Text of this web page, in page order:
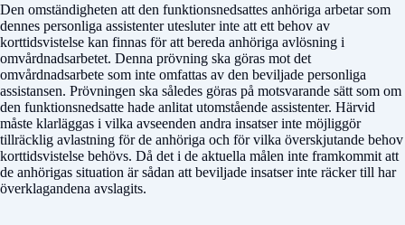
Den omständigheten att den funktionsnedsattes anhöriga arbetar som
dennes personliga assistenter utesluter inte att ett behov av
korttidsvistelse kan finnas för att bereda anhöriga avlösning i
omvårdnadsarbetet. Denna prövning ska göras mot det
omvårdnadsarbete som inte omfattas av den beviljade personliga
assistansen. Prövningen ska således göras på motsvarande sätt som om
den funktionsnedsatte hade anlitat utomstående assistenter. Härvid
måste klarläggas i vilka avseenden andra insatser inte möjliggör
tillräcklig avlastning för de anhöriga och för vilka överskjutande behov
korttidsvistelse behövs. Då det i de aktuella målen inte framkommit att
de anhörigas situation är sådan att beviljade insatser inte räcker till har
överklagandena avslagits.